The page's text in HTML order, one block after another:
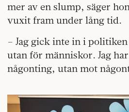
mer av en slump, säger
vuxit fram under lång tid.
– Jag gick inte in i
utan för människor. Jag
någonting, utan mot